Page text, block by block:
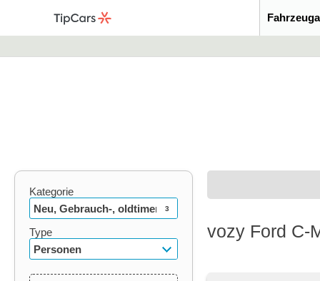
Kategorie
Neu, Gebrauch-, oldtimer
3
Type
Personen
vozy Ford C-